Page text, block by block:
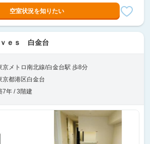
空室状況を知りたい
ｅｓ 白金台
京メトロ南北線/白金台駅 歩8分
京都港区白金台
7年 / 3階建